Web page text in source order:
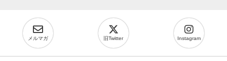
メルマガ 旧Twitter Instagram